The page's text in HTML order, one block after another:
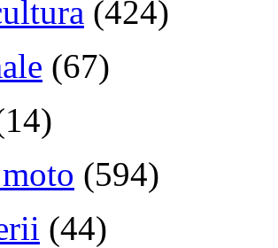
(424)
(67)
(594)
(44)